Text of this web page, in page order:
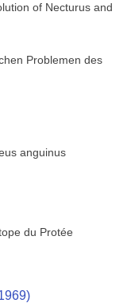
of Necturus and
Problemen des
anguinus
du Protée